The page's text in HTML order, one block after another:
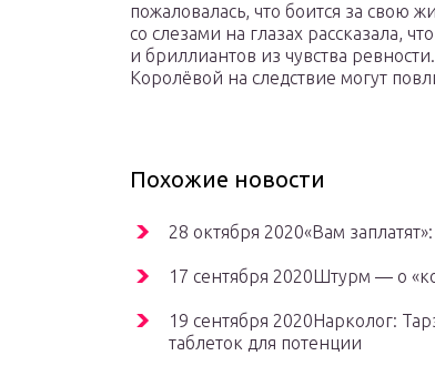
пожаловалась, что боится за свою
со слезами на глазах рассказала,
и бриллиантов из чувства
Королёвой на следствие могут
Похожие новости
28 октября 2020«Вам
17 сентября 2020Штурм — о
19 сентября 2020Нарколог:
таблеток для потенции